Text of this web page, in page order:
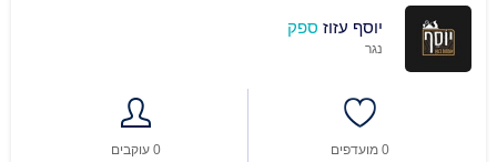
יוסף עזוז ספק
נגר
0 עוקבים 0 מועדפים